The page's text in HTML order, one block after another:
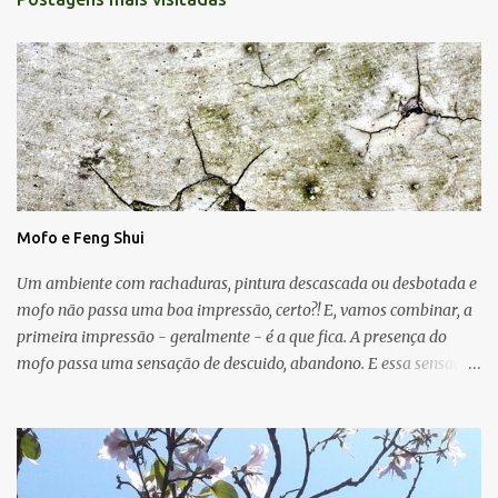
Mofo e Feng Shui
Um ambiente com rachaduras, pintura descascada ou desbotada e
mofo não passa uma boa impressão, certo?! E, vamos combinar, a
primeira impressão - geralmente - é a que fica. A presença do
mofo passa uma sensação de descuido, abandono. E essa sensação,
devido as condições de umidade, falta de luz e falta de ventilação.
As manchas escuras podem aparecer nas paredes, no teto e até